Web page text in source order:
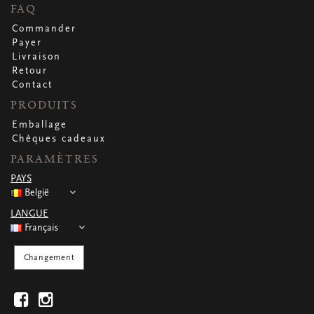
CARTES DE VOEUX
Petites cartes carrées
Regardez toutes
Petites cartes oblongues
Regardez toutes
Petites cartes rectangulaires
Regardez toutes
Cartes de voeux
Regardez toutes
Par occasion
Regardez toutes
FAQ
Commander
Payer
Livraison
Retour
Contact
PRODUITS
Emballage
Chèques cadeaux
PARAMÈTRES
PAYS
België
LANGUE
Français
Changement